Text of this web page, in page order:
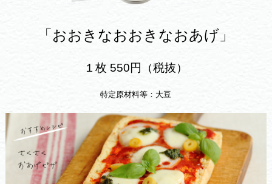
「おおきなおおきなおあげ」
１枚 550円（税抜）
特定原材料等：大豆